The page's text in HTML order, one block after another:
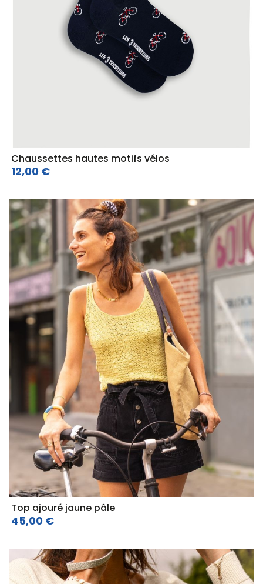
Chaussettes hautes motifs vélos
12,00 €
Top ajouré jaune pâle
45,00 €